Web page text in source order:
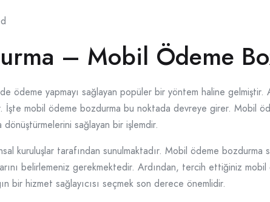
– Mobil Ödeme
ödeme yapmayı sağlayan popüler bir yöntem haline
İşte mobil ödeme bozdurma bu noktada devreye girer. Mobil
sağlayan bir işlemdir.
kuruluşlar tarafından sunulmaktadır. Mobil ödeme bozdurma
belirlemeniz gerekmektedir. Ardından, tercih ettiğiniz mobil
bir hizmet sağlayıcısı seçmek son derece önemlidir.